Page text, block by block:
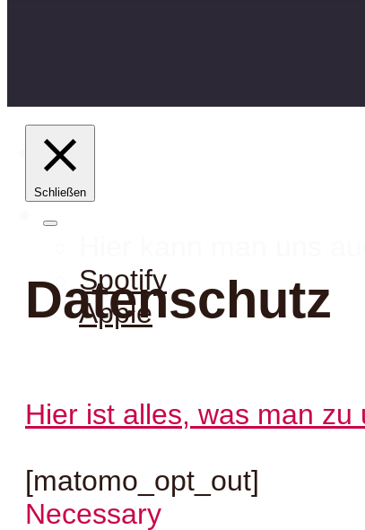
Spotify
Apple
Schließen
Datenschutz
Hier ist alles, was man
[matomo_opt_out]
Necessary